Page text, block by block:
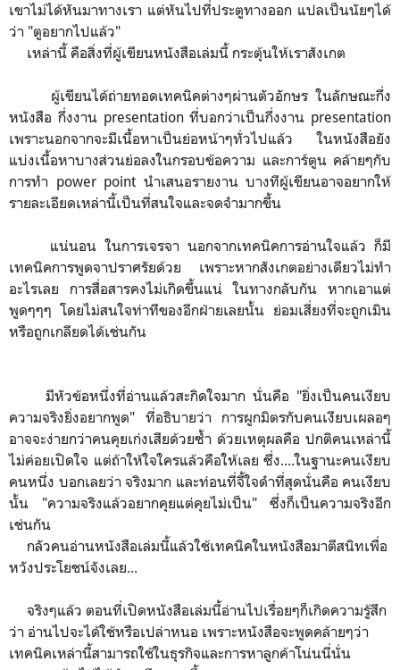
เขาไม่ได้หันมาทางเรา แต่หันไปที่ประตูทางออก แปลเป็นนัยๆได้
ว่า "ตูอยากไปแล้ว"
เหล่านี้ คือสิ่งที่ผู้เขียนหนังสือเล่มนี้ กระตุ้นให้เราสังเกต
ผู้เขียนได้ถ่ายทอดเทคนิคต่างๆผ่านตัวอักษร ในลักษณะกึ่ง
หนังสือ กึ่งงาน presentation ที่บอกว่าเป็นกึ่งงาน presentation
เพราะนอกจากจะมีเนื้อหาเป็นย่อหน้าๆทั่วไปแล้ว ในหนังสือยัง
แบ่งเนื้อหาบางส่วนย่อลงในกรอบข้อความ และการ์ตูน คล้ายๆกับ
การทำ power point นำเสนอรายงาน บางทีผู้เขียนอาจอยากให้
รายละเอียดเหล่านี้เป็นที่สนใจและจดจำมากขึ้น
แน่นอน ในการเจรจา นอกจากเทคนิคการอ่านใจแล้ว ก็มี
เทคนิคการพูดจาปราศรัยด้วย เพราะหากสังเกตอย่างเดียวไม่ทำ
อะไรเลย การสื่อสารคงไม่เกิดขึ้นแน่ ในทางกลับกัน หากเอาแต่
พูดๆๆๆ โดยไม่สนใจท่าทีของอีกฝ่ายเลยนั้น ย่อมเสี่ยงที่จะถูกเมิน
หรือถูกเกลียดได้เช่นกัน
มีหัวข้อหนึ่งที่อ่านแล้วสะกิดใจมาก นั่นคือ "ยิ่งเป็นคนเงียบ
ความจริงยิ่งอยากพูด" ที่อธิบายว่า การผูกมิตรกับคนเงียบเผลอๆ
อาจจะง่ายกว่าคนคุยเก่งเสียด้วยซ้ำ ด้วยเหตุผลคือ ปกติคนเหล่านี้
ไม่ค่อยเปิดใจ แต่ถ้าให้ใจใครแล้วคือให้เลย ซึ่ง....ในฐานะคนเงียบ
คนหนึ่ง บอกเลยว่า จริงมาก และท่อนที่จี้ใจดำที่สุดนั่นคือ คนเงียบ
นั้น "ความจริงแล้วอยากคุยแต่คุยไม่เป็น" ซึ่งก็เป็นความจริงอีก
เช่นกัน
กลัวคนอ่านหนังสือเล่มนี้แล้วใช้เทคนิคในหนังสือมาตีสนิทเพื่อ
หวังประโยชน์จังเลย...
จริงๆแล้ว ตอนที่เปิดหนังสือเล่มนี้อ่านไปเรื่อยๆก็เกิดความรู้สึก
ว่า อ่านไปจะได้ใช้หรือเปล่าหนอ เพราะหนังสือจะพูดคล้ายๆว่า
เทคนิคเหล่านี้สามารถใช้ในธุรกิจและการหาลูกค้าโน่นนี่นั่น